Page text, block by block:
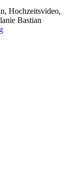
Hochzeitsvideo,
Bastian